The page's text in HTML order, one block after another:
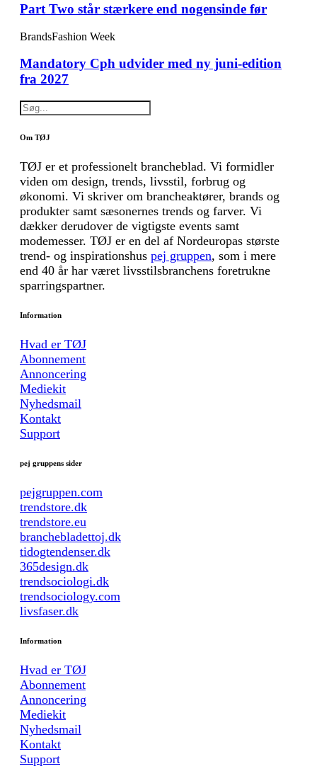
Part Two står stærkere end nogensinde før
BrandsFashion Week
Mandatory Cph udvider med ny juni-edition
fra 2027
Om TØJ
TØJ er et professionelt brancheblad. Vi formidler
viden om design, trends, livsstil, forbrug og
økonomi. Vi skriver om brancheaktører, brands og
produkter samt sæsonernes trends og farver. Vi
dækker derudover de vigtigste events samt
modemesser. TØJ er en del af Nordeuropas største
trend- og inspirationshus pej gruppen, som i mere
end 40 år har været livsstilsbranchens foretrukne
sparringspartner.
Information
Hvad er TØJ
Abonnement
Annoncering
Mediekit
Nyhedsmail
Kontakt
Support
pej gruppens sider
pejgruppen.com
trendstore.dk
trendstore.eu
branchebladettoj.dk
tidogtendenser.dk
365design.dk
trendsociologi.dk
trendsociology.com
livsfaser.dk
Information
Hvad er TØJ
Abonnement
Annoncering
Mediekit
Nyhedsmail
Kontakt
Support